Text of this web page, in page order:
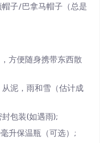
子/巴拿马帽子（总是
方便随身携带东西散
泥，雨和雪（估计成
包装(如遇雨);
升保温瓶（可选）;